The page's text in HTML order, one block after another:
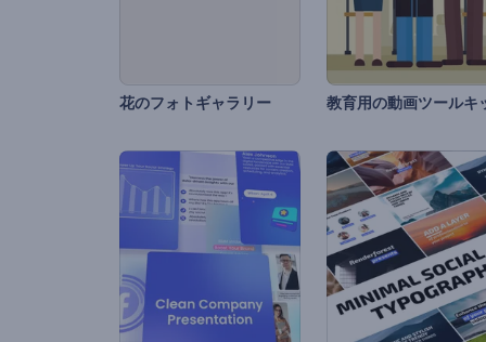
花のフォトギャラリー